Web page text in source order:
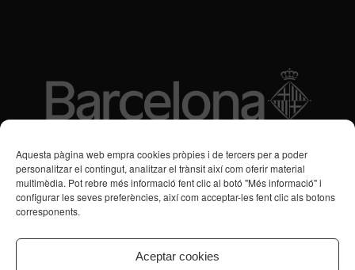
Aquesta pàgina web empra cookies pròpies i de tercers per a poder
personalitzar el contingut, analitzar el trànsit així com oferir material
multimèdia. Pot rebre més informació fent clic al botó "Més informació" i
configurar les seves preferències, així com acceptar-les fent clic als botons
corresponents.
Aceptar cookies
Subvencions des de 2016
Programa de Vacances/Suport Respir Familiar
Transtorns de Salut Mental